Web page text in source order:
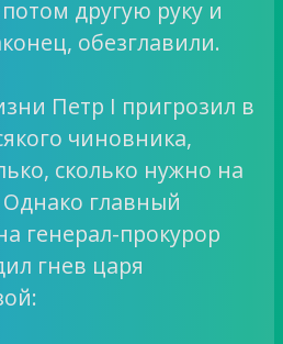
другую руку и
обезглавили.
Петр I пригрозил в
чиновника,
сколько нужно на
Однако главный
генерал-прокурор
гнев царя